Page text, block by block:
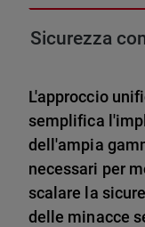
Sicurezza
L'approccio
semplifica
dell'ampia
necessari per
scalare la
delle minacce